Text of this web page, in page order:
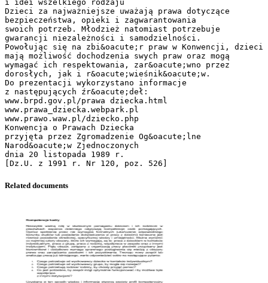
i idei wszelkiego rodzaju
Dzieci za najważniejsze uważają prawa dotyczące
bezpieczeństwa, opieki i zagwarantowania
swoich potrzeb. Młodzież natomiast potrzebuje
gwarancji niezależności i samodzielności.
Powołując się na zbi&oacute;r praw w Konwencji, dzieci
mają możliwość dochodzenia swych praw oraz mogą
wymagać ich respektowania, zar&oacute;wno przez
dorosłych, jak i r&oacute;wieśnik&oacute;w.
Do prezentacji wykorzystano informacje
z następujących źr&oacute;deł:
www.brpd.gov.pl/prawa dziecka.html
www.prawa_dziecka.webpark.pl
www.prawo.waw.pl/dziecko.php
Konwencja o Prawach Dziecka
przyjęta przez Zgromadzenie Og&oacute;lne
Narod&oacute;w Zjednoczonych
dnia 20 listopada 1989 r.
Related documents